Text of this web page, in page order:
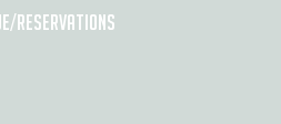
RESERVATIONS